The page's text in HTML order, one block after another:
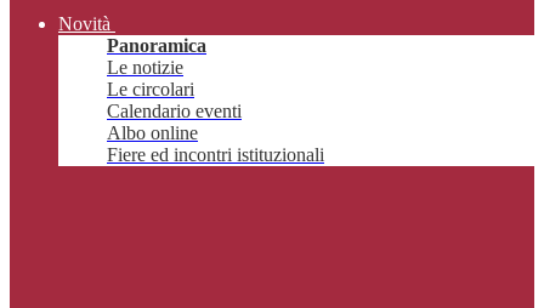
Novità
Panoramica
Le notizie
Le circolari
Calendario eventi
Albo online
Fiere ed incontri istituzionali